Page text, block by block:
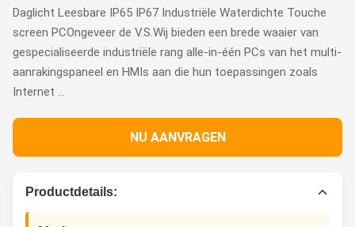
Daglicht Leesbare IP65 IP67 Industriële Waterdichte Touche
screen PCOngeveer de V.S.Wij bieden een brede waaier van
gespecialiseerde industriële rang alle-in-één PCs van het multi-
aanrakingspaneel en HMIs aan die hun toepassingen zoals
Internet ...
NU AANVRAGEN
Productdetails: